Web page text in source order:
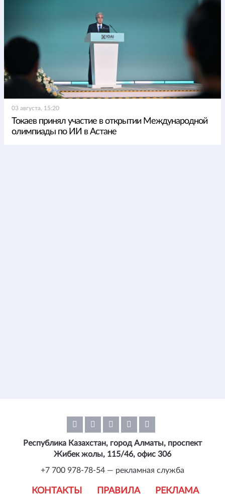
03 августа, 15:20
Токаев принял участие в открытии Международной
олимпиады по ИИ в Астане
КОНТАКТЫ ПРАВИЛА РЕКЛАМА
Республика Казахстан, город Алматы, проспект
Жибек жолы, 115/46, офис 306
+7 700 978-78-54 — рекламная служба